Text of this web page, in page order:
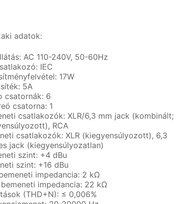
adatok:
AC 110-240V, 50-60Hz
IEC
17W
5A
csatornák: 6
csatorna: 1
csatlakozók: XLR/6,3 mm jack (kombinált;
RCA
csatlakozók: XLR (kiegyensúlyozott), 6,3
jack (kiegyensúlyozatlan)
szint: +4 dBu
szint: +16 dBu
impedancia: 2 kΩ
bemeneti impedancia: 22 kΩ
(THD+N): ≤ 0,006%